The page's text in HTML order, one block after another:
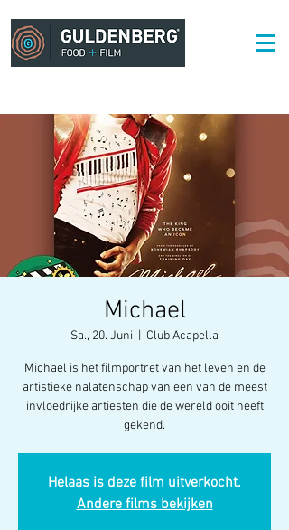
Michael
Sa., 20. Juni Club Acapella
Michael is het filmportret van het leven en de
artistieke nalatenschap van een van de meest
invloedrijke artiesten die de wereld ooit heeft
gekend.
Helaas is deze film uitverkocht.
Andere films bekijken